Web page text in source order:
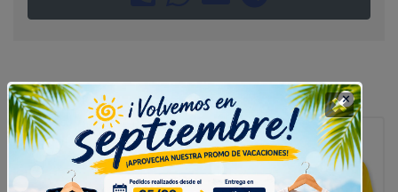
Tambien puede interesarte